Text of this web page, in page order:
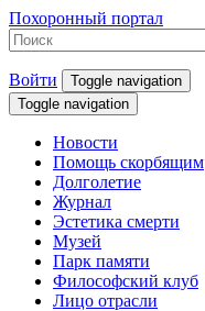
Похоронный портал
Войти
Toggle navigation
Toggle navigation
Новости
Помощь скорбящим
Долголетие
Журнал
Эстетика смерти
Музей
Парк памяти
Философский клуб
Лицо отрасли